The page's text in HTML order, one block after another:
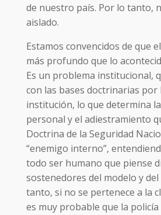
de nuestro país. Por lo tanto,
aislado.
Estamos convencidos de que
más profundo que lo
Es un problema institucional,
con las bases doctrinarias por
institución, lo que determina
personal y el adiestramiento
Doctrina de la Seguridad
“enemigo interno”,
todo ser humano que piense
sostenedores del modelo y
tanto, si no se pertenece a la
es muy probable que la